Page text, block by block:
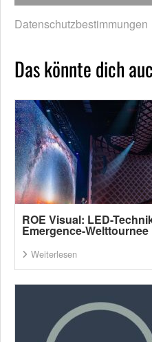
Datenschutzbestimmungen
Das könnte dich
ROE Visual: LED-
Emergence-Welttournee
Weiterlesen